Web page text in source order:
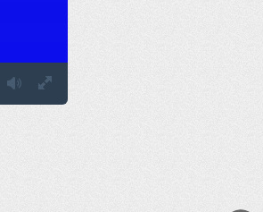
Fullscreen
Mute